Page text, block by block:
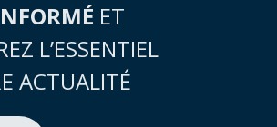
ET
L’ESSENTIEL
ACTUALITÉ